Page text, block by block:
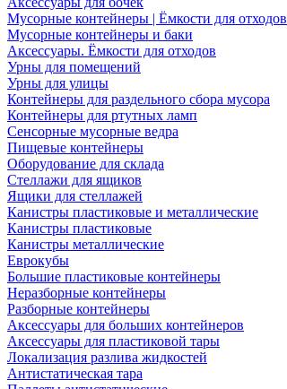
Мусорные контейнеры | Ёмкости для отходов
Мусорные контейнеры и баки
Аксессуары. Ёмкости для отходов
Урны для помещений
Урны для улицы
Контейнеры для раздельного сбора мусора
Контейнеры для ртутных ламп
Сенсорные мусорные ведра
Пищевые контейнеры
Оборудование для склада
Стеллажи для ящиков
Ящики для стеллажей
Канистры пластиковые и металлические
Канистры пластиковые
Канистры металлические
Еврокубы
Большие пластиковые контейнеры
Неразборные контейнеры
Разборные контейнеры
Аксессуары для больших контейнеров
Аксессуары для пластиковой тары
Локализация разлива жидкостей
Антистатическая тара